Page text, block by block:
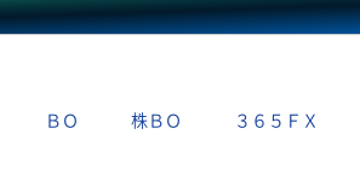
ＢＯ 株ＢＯ ３６５ＦＸ